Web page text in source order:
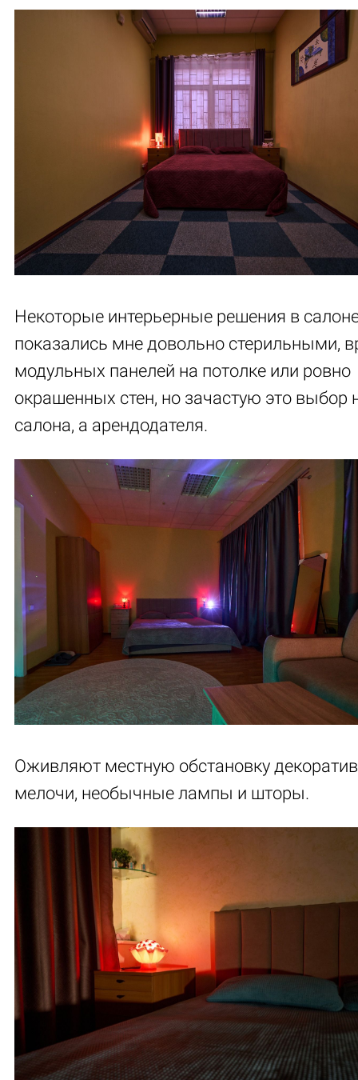
Некоторые интерьерные решения в
показались мне довольно стерильными,
модульных панелей на потолке или ровно
окрашенных стен, но зачастую это выбор
салона, а арендодателя.
Оживляют местную обстановку
мелочи, необычные лампы и шторы.